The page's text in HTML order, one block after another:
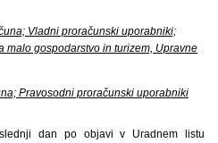
Vladni proračunski uporabniki;
malo gospodarstvo in turizem, Upravne
Pravosodni proračunski uporabniki
dan po objavi v Uradnem listu